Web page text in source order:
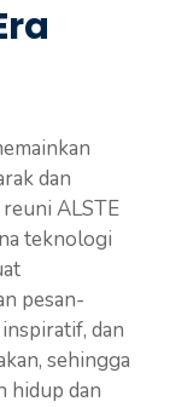
dan
ALSTE
teknologi
pesan-
dan
sehingga
hidup dan